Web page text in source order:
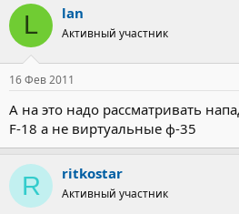
L lan
Активный участник
16 Фев 2011
А на это надо рассматривать
F-18 а не виртуальные ф-35
R ritkostar
Активный участник